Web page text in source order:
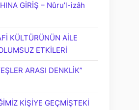
GİRİŞ – Nûru’l-izâh
KÜLTÜRÜNÜN AİLE
ETKİLERİ
ARASI DENKLİK”
KİŞİYE GEÇMİŞTEKİ